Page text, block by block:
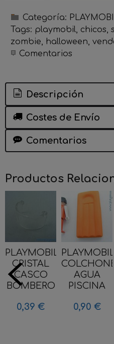
Categoría:
Tags: playmobil chicos
zombie
halloween
Comentarios
Descripción
Costes de Envío
Comentarios
Productos
PLAYMOBIL
CRISTAL
CASCO
BOMBERO
0,39 €
PLAYMOBIL
AGUA
PISCINA
0,90 €